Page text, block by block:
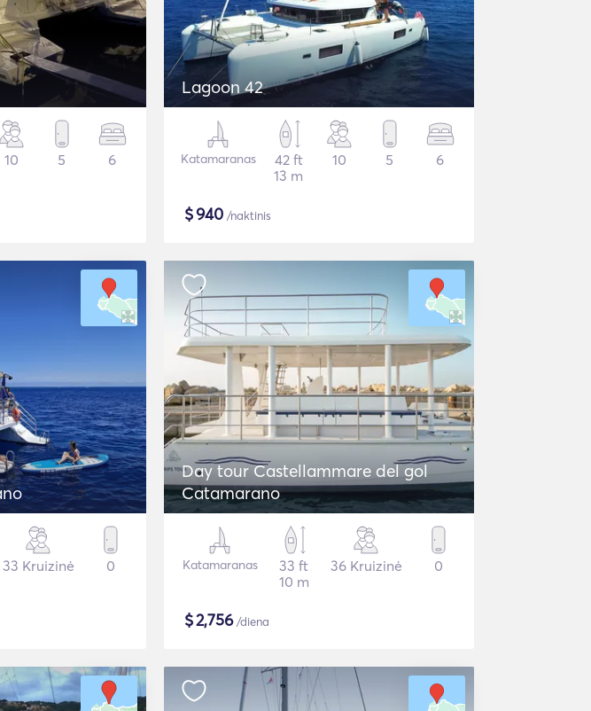
10 5 6
Lagoon 42
Katamaranas
42 ft
13 m
10 5 6
$940 /naktinis
33 Kruizinė 0
Day tour Castellammare del gol
Catamarano
Katamaranas
33 ft
10 m
36 Kruizinė 0
$2,756/diena